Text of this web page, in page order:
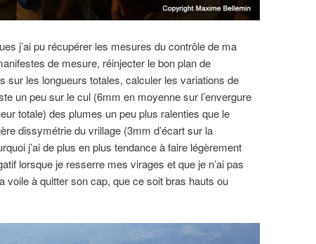
j’ai pu récupérer les mesures du contrôle de ma
de mesure, réinjecter le bon plan de
sur les longueurs totales, calculer les variations de
un peu sur le cul (6mm en moyenne sur l’envergure
totale) des plumes un peu plus ralenties que le
dissymétrie du vrillage (3mm d’écart sur la
j’ai de plus en plus tendance à faire légèrement
lorsque je resserre mes virages et que je n’ai pas
voile à quitter son cap, que ce soit bras hauts ou